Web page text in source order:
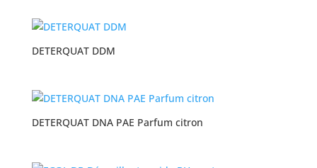
DETERQUAT DDM
DETERQUAT DNA PAE Parfum citron